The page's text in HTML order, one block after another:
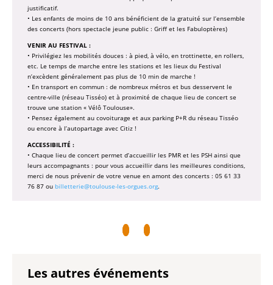
justificatif.
• Les enfants de moins de 10 ans bénéficient de la gratuité sur l’ensemble
des concerts (hors spectacle jeune public : Griff et les Fabuloptères)
VENIR AU FESTIVAL :
• Privilégiez les mobilités douces : à pied, à vélo, en trottinette, en rollers,
etc. Le temps de marche entre les stations et les lieux du Festival
n’excèdent généralement pas plus de 10 min de marche !
• En transport en commun : de nombreux métros et bus desservent le
centre-ville (réseau Tisséo) et à proximité de chaque lieu de concert se
trouve une station « Vélô Toulouse».
• Pensez également au covoiturage et aux parking P+R du réseau Tisséo
ou encore à l’autopartage avec Citiz !
ACCESSIBILITÉ :
• Chaque lieu de concert permet d’accueillir les PMR et les PSH ainsi que
leurs accompagnants : pour vous accueillir dans les meilleures conditions,
merci de nous prévenir de votre venue en amont des concerts : 05 61 33
76 87 ou billetterie@toulouse-les-orgues.org.
Les autres événements